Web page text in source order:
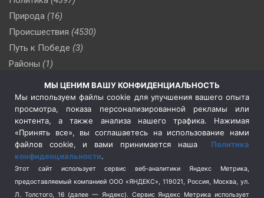
Природа (16)
Происшествия (4530)
Путь к Победе (3)
Районы (1)
(510)
Сельское хозяйство (3)
Социальная политика
(3)
Спецоперация в Украине
Спецоперация на Украине
(404)
Спорт (740)
Терроризм (1)
МЫ ЦЕНИМ ВАШУ КОНФИДЕНЦИАЛЬНОСТЬ
Мы используем файлы cookie для улучшения вашего опыта
просмотра, показа персонализированной рекламы или
контента, а также анализа нашего трафика. Нажимая
«Принять все», вы соглашаетесь на использование нами
файлов cookie, и вами принимается наша Политика
конфиденциальности.
Этот сайт использует сервис веб-аналитики Яндекс Метрика,
предоставляемый компанией ООО «ЯНДЕКС», 119021, Россия, Москва, ул.
Л. Толстого, 16 (далее — Яндекс). Сервис Яндекс Метрика использует